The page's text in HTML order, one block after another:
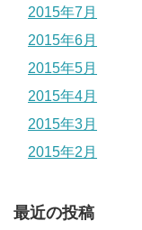
2015年7月
2015年6月
2015年5月
2015年4月
2015年3月
2015年2月
最近の投稿